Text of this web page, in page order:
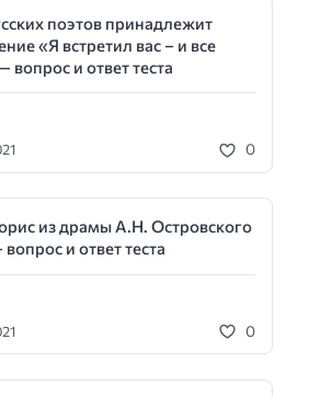
поэтов принадлежит
«Я встретил вас – и все
и ответ теста
0
из драмы А.Н. Островского
и ответ теста
0